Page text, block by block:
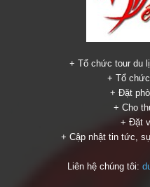
+ Tổ chức tour du
+ Tổ
+ Đặt
+ Cho
+ Đặt
+ Cập nhật tin tức,
Liên hệ chúng tôi: